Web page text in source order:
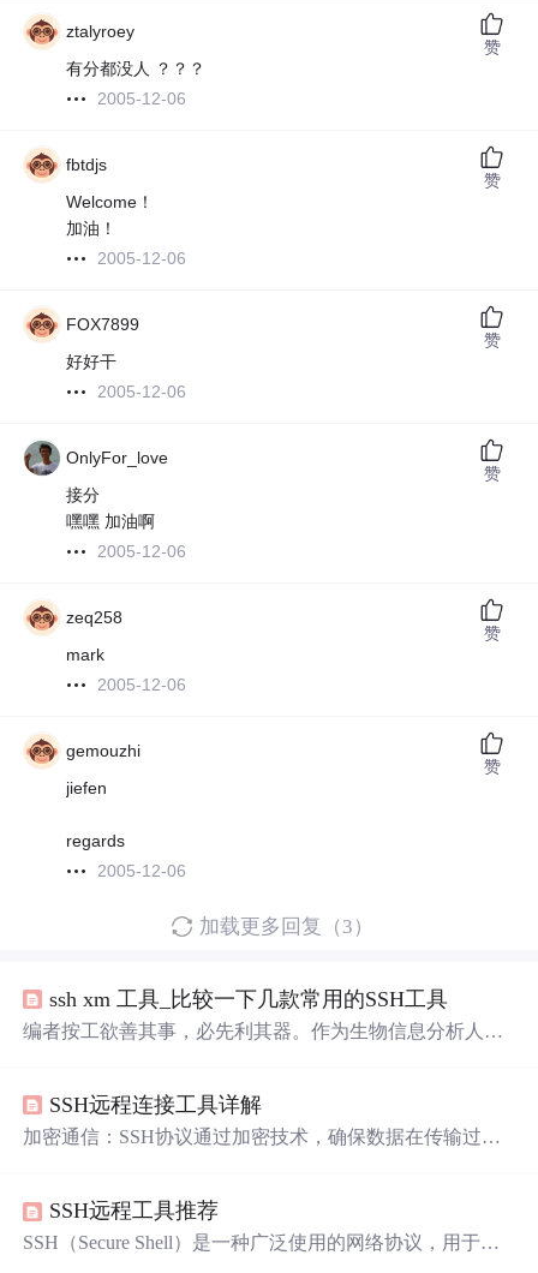
ztalyroey
有分都没人 ？？？
2005-12-06
赞
fbtdjs
Welcome！
加油！
2005-12-06
赞
FOX7899
好好干
2005-12-06
赞
OnlyFor_love
接分
嘿嘿 加油啊
2005-12-06
赞
zeq258
mark
2005-12-06
赞
gemouzhi
jiefen
regards
2005-12-06
赞
加载更多回复（3）
ssh xm 工具_比较一下几款常用的SSH工具
编者按工欲善其事，必先利其器。作为生物信息分析人
款常用的SSH登录工具。其实类似的工具还有很多，这里
只拿几款常用的作为介绍。我对一款好用的工具主要需要
点，我们就来点评几款工具。自带终端...
SSH远程连接工具详解
加密通信：SSH协议通过加密技术，确保数据在传输过程
而可以在远程计算机上执行命令、传输文件和管理服务。
广泛应用：SSH广泛应用于Linux和Unix系统的远程管理，
SSH远程工具推荐
SSH（Secure Shell）是一种广泛使用的网络协议，用于在